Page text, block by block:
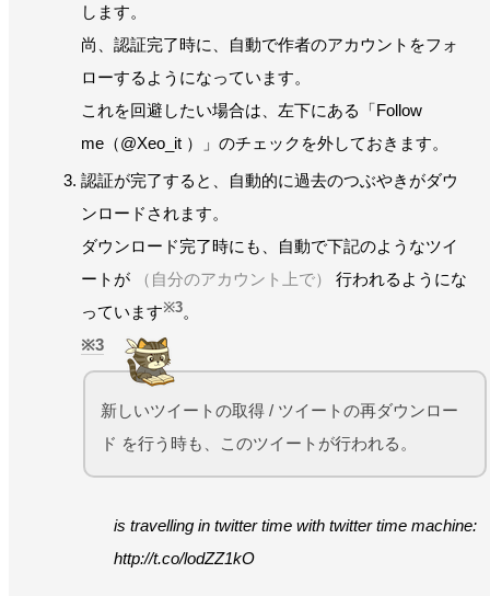
します。
尚、認証完了時に、自動で作者のアカウントをフォ
ローするようになっています。
これを回避したい場合は、左下にある「Follow
me（@Xeo_it ）」のチェックを外しておきます。
認証が完了すると、自動的に過去のつぶやきがダウ
ンロードされます。
ダウンロード完了時にも、自動で下記のようなツイ
ートが
（自分のアカウント上で）
行われるようにな
っています※3。
3
新しいツイートの取得 / ツイートの再ダウンロー
ド を行う時も、このツイートが行われる。
is travelling in twitter time with twitter time machine:
http://t.co/lodZZ1kO